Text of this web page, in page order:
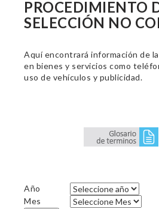
PROCEDIMIENTO
SELECCIÓN NO
Aquí encontrará información de
en bienes y servicios como
uso de vehículos y publicidad.
Año
Mes